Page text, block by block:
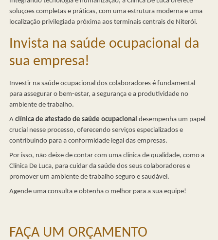
soluções completas e práticas, com uma estrutura moderna e uma
localização privilegiada próxima aos terminais centrais de Niterói.
Invista na saúde ocupacional da
sua empresa!
Investir na saúde ocupacional dos colaboradores é fundamental
para assegurar o bem-estar, a segurança e a produtividade no
ambiente de trabalho.
Aclínica de atestado de saúde ocupacional desempenha um papel
crucial nesse processo, oferecendo serviços especializados e
contribuindo para a conformidade legal das empresas.
Por isso, não deixe de contar com uma clínica de qualidade, como a
Clínica De Luca, para cuidar da saúde dos seus colaboradores e
promover um ambiente de trabalho seguro e saudável.
Agende uma consulta e obtenha o melhor para a sua equipe!
FAÇA UM ORÇAMENTO